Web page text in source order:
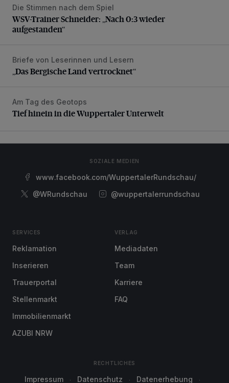
WSV-Trainer Schneider: „Nach 0:3 wieder aufgestanden“
Die Stimmen nach dem Spiel
WSV-Trainer Schneider: „Nach 0:3 wieder
aufgestanden“
„Das Bergische Land vertrocknet“
Briefe von Leserinnen und Lesern
„Das Bergische Land vertrocknet“
Tief hinein in die Wuppertaler Unterwelt
Am Tag des Geotops
Tief hinein in die Wuppertaler Unterwelt
SOZIALE MEDIEN
www.facebook.com/WuppertalerRundschau/
@WRundschau
@wuppertalerrundschau
SERVICES
Reklamation
Inserieren
Trauerportal
Stellenmarkt
Immobilienmarkt
AZUBI NRW
VERLAG
Mediadaten
Team
Karriere
FAQ
RECHTLICHES
Impressum Datenschutz Datenerhebung